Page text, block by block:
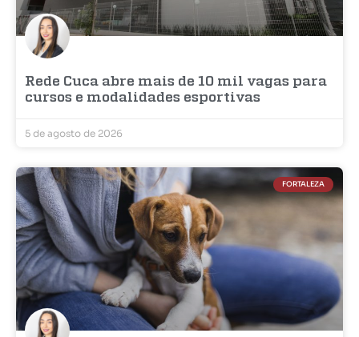
Rede Cuca abre mais de 10 mil vagas para
cursos e modalidades esportivas
5 de agosto de 2026
FORTALEZA